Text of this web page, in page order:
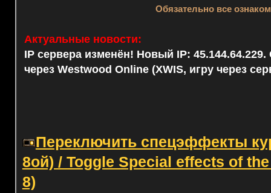
Обязательно все
Актуальные новости:
IP сервера изменён! Новый IP: 45.144.64.229.
через Westwood Online (XWIS, игру через
Переключить спецэффекты
8ой) / Toggle Special effects of
8)